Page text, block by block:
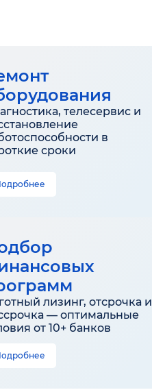
телесервис и
в
сроки
лизинг, отсрочка и
— оптимальные
от 10+ банков